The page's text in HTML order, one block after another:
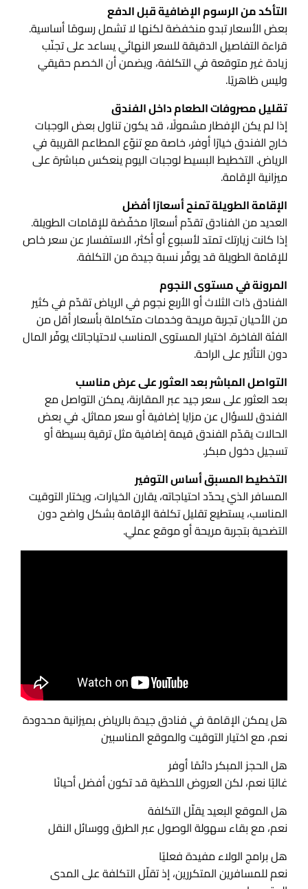
التأكد من الرسوم الإضافية قبل الدفع
بعض الأسعار تبدو منخفضة لكنها لا تشمل رسومًا أساسية.
قراءة التفاصيل الدقيقة للسعر النهائي يساعد على تجنّب
زيادة غير متوقعة في التكلفة، ويضمن أن الخصم حقيقي
وليس ظاهريًا.
تقليل مصروفات الطعام داخل الفندق
إذا لم يكن الإفطار مشمولًا، قد يكون تناول بعض الوجبات
خارج الفندق خيارًا أوفر، خاصة مع تنوّع المطاعم القريبة في
الرياض. التخطيط البسيط لوجبات اليوم ينعكس مباشرة على
ميزانية الإقامة.
الإقامة الطويلة تمنح أسعارًا أفضل
العديد من الفنادق تقدّم أسعارًا مخفّضة للإقامات الطويلة.
إذا كانت زيارتك تمتد لأسبوع أو أكثر، الاستفسار عن سعر خاص
للإقامة الطويلة قد يوفّر نسبة جيدة من التكلفة.
المرونة في مستوى النجوم
الفنادق ذات الثلاث أو الأربع نجوم في الرياض تقدّم في كثير
من الأحيان تجربة مريحة وخدمات متكاملة بأسعار أقل من
الفئة الفاخرة. اختيار المستوى المناسب لاحتياجاتك يوفّر المال
دون التأثير على الراحة.
التواصل المباشر بعد العثور على عرض مناسب
بعد العثور على سعر جيد عبر المقارنة، يمكن التواصل مع
الفندق للسؤال عن مزايا إضافية أو سعر مماثل. في بعض
الحالات يقدّم الفندق قيمة إضافية مثل ترقية بسيطة أو
تسجيل دخول مبكر.
التخطيط المسبق أساس التوفير
المسافر الذي يحدّد احتياجاته، يقارن الخيارات، ويختار التوقيت
المناسب، يستطيع تقليل تكلفة الإقامة بشكل واضح دون
التضحية بتجربة مريحة أو موقع عملي.
هل يمكن الإقامة في فنادق جيدة بالرياض بميزانية محدودة
نعم، مع اختيار التوقيت والموقع المناسبين
هل الحجز المبكر دائمًا أوفر
غالبًا نعم، لكن العروض اللحظية قد تكون أفضل أحيانًا
هل الموقع البعيد يقلّل التكلفة
نعم، مع بقاء سهولة الوصول عبر الطرق ووسائل النقل
هل برامج الولاء مفيدة فعليًا
نعم للمسافرين المتكررين، إذ تقلّل التكلفة على المدى